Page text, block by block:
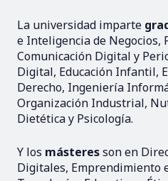
La universidad imparte
e Inteligencia de Negocios,
Comunicación Digital y
Digital, Educación Infantil,
Derecho, Ingeniería
Organización Industrial,
Dietética y Psicología.
Y los másteresson en
Digitales, Emprendimiento